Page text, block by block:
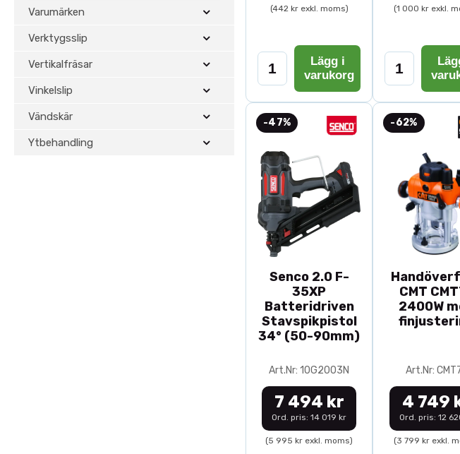
Varumärken
Verktygsslip
Vertikalfräsar
Vinkelslip
Vändskär
Ytbehandling
(442 kr exkl. moms)
Lägg i
varukorg
(1 000 kr exkl.
-47%
Senco 2.0 F-
35XP
Batteridriven
Stavspikpistol
34° (50-90mm)
Art.Nr: 10G2003N
7 494 kr
Ord. pris: 14 019 kr
(5 995 kr exkl. moms)
-62%
CMT
2400W
Art.Nr:
4 749
Ord. pris: 12
(3 799 kr exkl.